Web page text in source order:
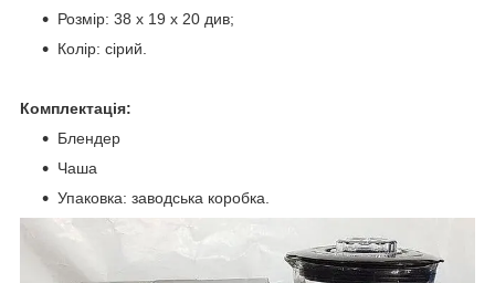
Розмір: 38 x 19 x 20 див;
Колір: сірий.
Комплектація:
Блендер
Чаша
Упаковка: заводська коробка.